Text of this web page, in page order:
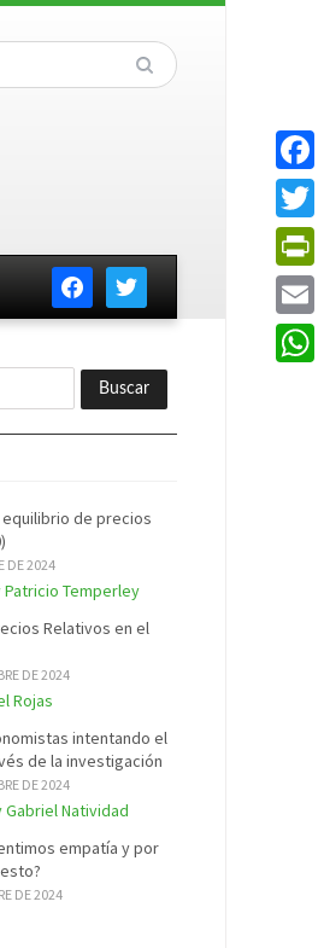
facebooktwitter
equilibrio de precios
DE 2024
Patricio Temperley
Relativos en el
DE 2024
Rojas
intentando el
de la investigación
DE 2024
Gabriel Natividad
empatía y por
DE 2024
Email